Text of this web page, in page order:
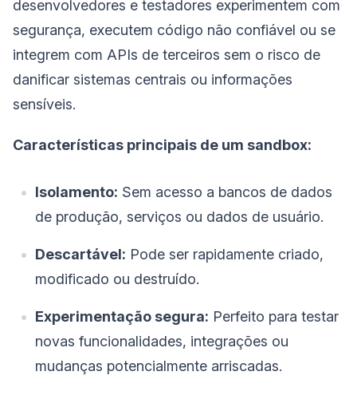
desenvolvedores e testadores experimentem com
segurança, executem código não confiável ou se
integrem com APIs de terceiros sem o risco de
danificar sistemas centrais ou informações
sensíveis.
Características principais de um sandbox:
Isolamento: Sem acesso a bancos de dados
de produção, serviços ou dados de usuário.
Descartável: Pode ser rapidamente criado,
modificado ou destruído.
Experimentação segura: Perfeito para testar
novas funcionalidades, integrações ou
mudanças potencialmente arriscadas.